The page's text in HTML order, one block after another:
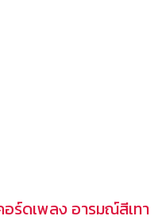
ร์ดเพลง อารมณ์สีเทา